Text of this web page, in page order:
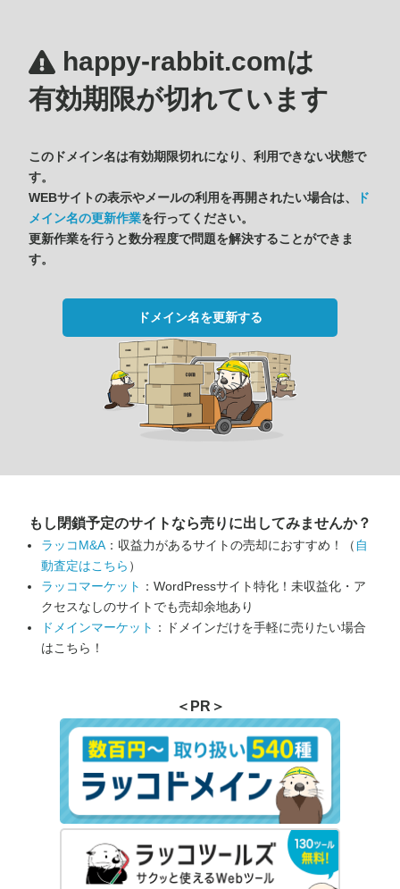
happy-rabbit.comは
有効期限が切れています
このドメイン名は有効期限切れになり、利用できない状態で
す。
WEBサイトの表示やメールの利用を再開されたい場合は、
ド
メイン名の更新作業を行ってください。
更新作業を行うと数分程度で問題を解決することができま
す。
ドメイン名を更新する
もし閉鎖予定のサイトなら売りに出してみませんか？
ラッコM&A ：収益力があるサイトの売却におすすめ！（ 自
動査定はこちら ）
ラッコマーケット ：WordPressサイト特化！未収益化・ア
クセスなしのサイトでも売却余地あり
ドメインマーケット ：ドメインだけを手軽に売りたい場合
はこちら！
＜PR＞